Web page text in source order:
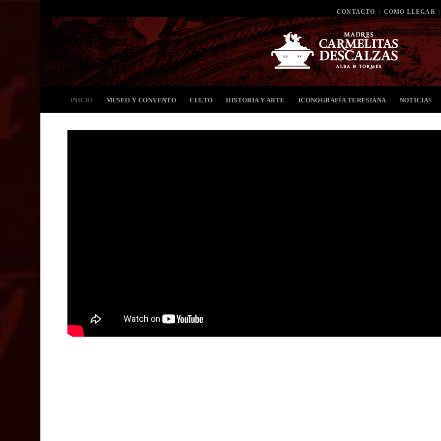
CONTACTO COMO LLEGAR
INICIO MUSEO Y CONVENTO CULTO HISTORIA Y ARTE ICONOGRAFÍA TERESIANA NOTICIAS